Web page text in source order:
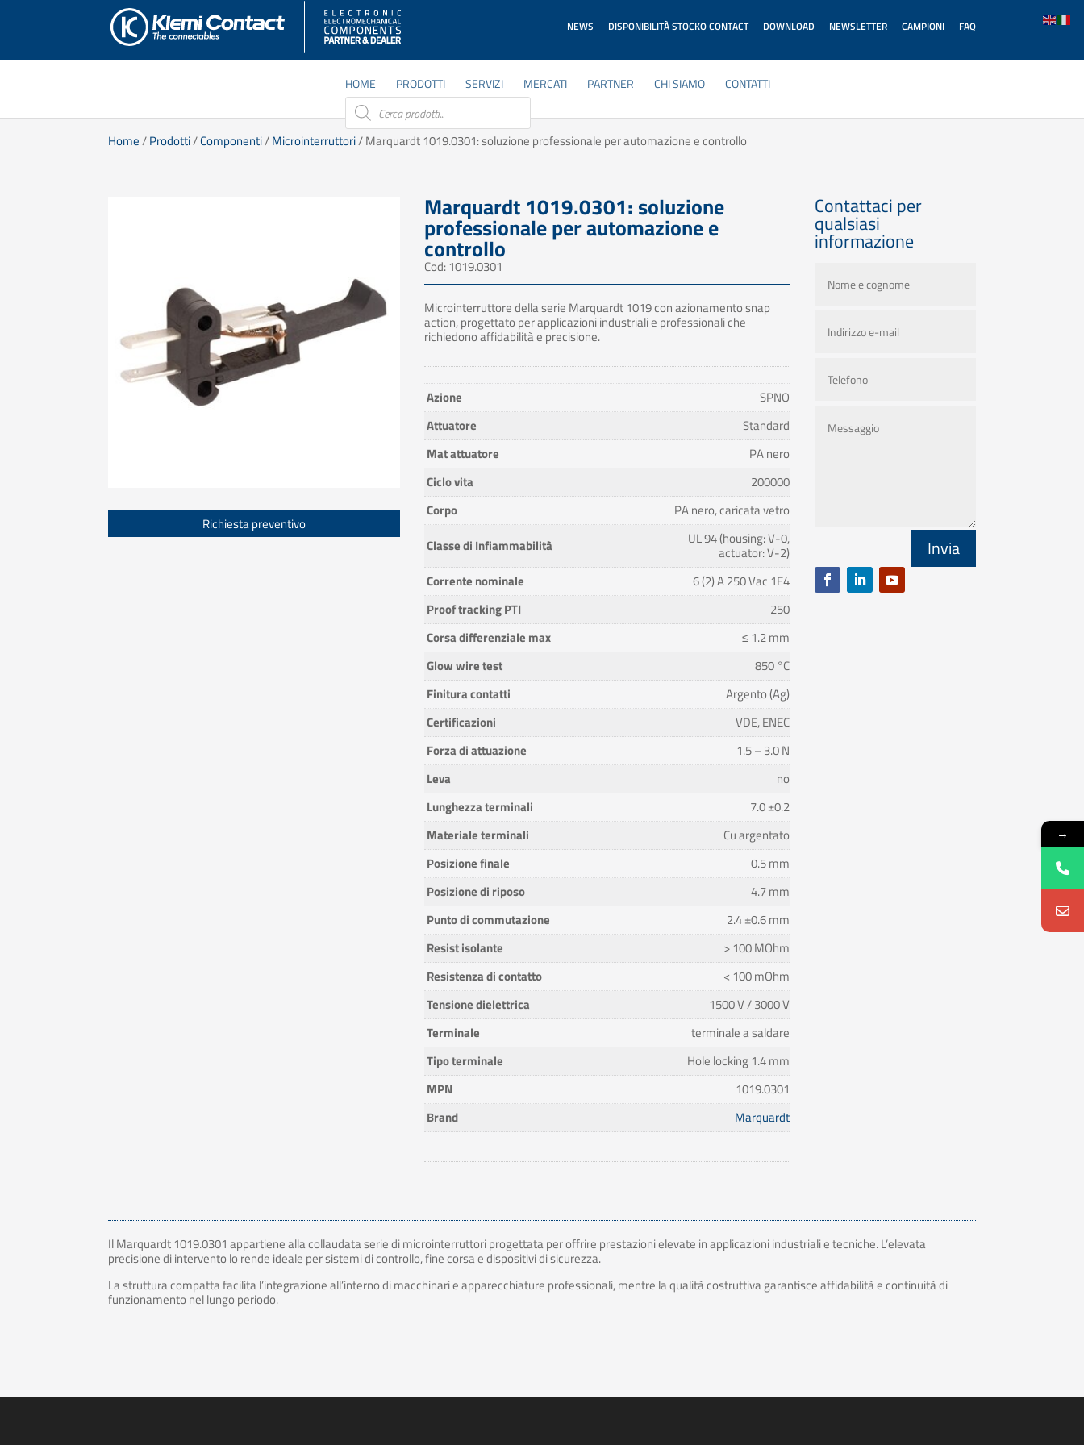
NEWS DISPONIBILITÀ STOCKO CONTACT DOWNLOAD NEWSLETTER CAMPIONI FAQ
HOME PRODOTTI SERVIZI MERCATI PARTNER CHI SIAMO
CONTATTI
Products
search
Home/Prodotti/Componenti/Microinterruttori/ Marquardt 1019.0301: soluzione professionale per automazione e controllo
Richiesta preventivo
Marquardt 1019.0301: soluzione
professionale per automazione e
controllo
Cod: 1019.0301
Microinterruttore della serie Marquardt 1019 con azionamento snap
action, progettato per applicazioni industriali e professionali che
richiedono affidabilità e precisione.
Azione
SPNO
Attuatore
Standard
Mat attuatore
PA nero
Ciclo vita
200000
Corpo
PA nero, caricata vetro
Classe di Infiammabilità
UL 94 (housing: V-0,
actuator: V-2)
Corrente nominale
6 (2) A 250 Vac 1E4
Proof tracking PTI
250
Corsa differenziale max
≤ 1.2 mm
Glow wire test
850 °C
Finitura contatti
Argento (Ag)
Certificazioni
VDE, ENEC
Forza di attuazione
1.5 – 3.0 N
Leva
no
Lunghezza terminali
7.0 ±0.2
Materiale terminali
Cu argentato
Posizione finale
0.5 mm
Posizione di riposo
4.7 mm
Punto di commutazione
2.4 ±0.6 mm
Resist isolante
> 100 MOhm
Resistenza di contatto
< 100 mOhm
Tensione dielettrica
1500 V / 3000 V
Terminale
terminale a saldare
Tipo terminale
Hole locking 1.4 mm
MPN
1019.0301
Brand
Marquardt
Contattaci per
qualsiasi
informazione
Invia
Il Marquardt 1019.0301 appartiene alla collaudata serie di microinterruttori progettata per offrire prestazioni elevate in applicazioni industriali e tecniche. L’elevata
precisione di intervento lo rende ideale per sistemi di controllo, fine corsa e dispositivi di sicurezza.
La struttura compatta facilita l’integrazione all’interno di macchinari e apparecchiature professionali, mentre la qualità costruttiva garantisce affidabilità e continuità di
funzionamento nel lungo periodo.
→